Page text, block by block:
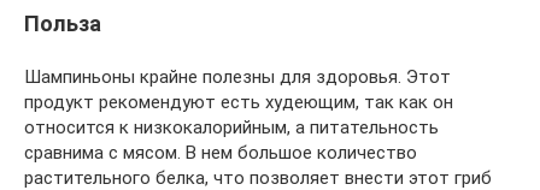
Польза
Шампиньоны крайне полезны для здоровья. Этот
продукт рекомендуют есть худеющим, так как он
относится к низкокалорийным, а питательность
сравнима с мясом. В нем большое количество
растительного белка, что позволяет внести этот гриб